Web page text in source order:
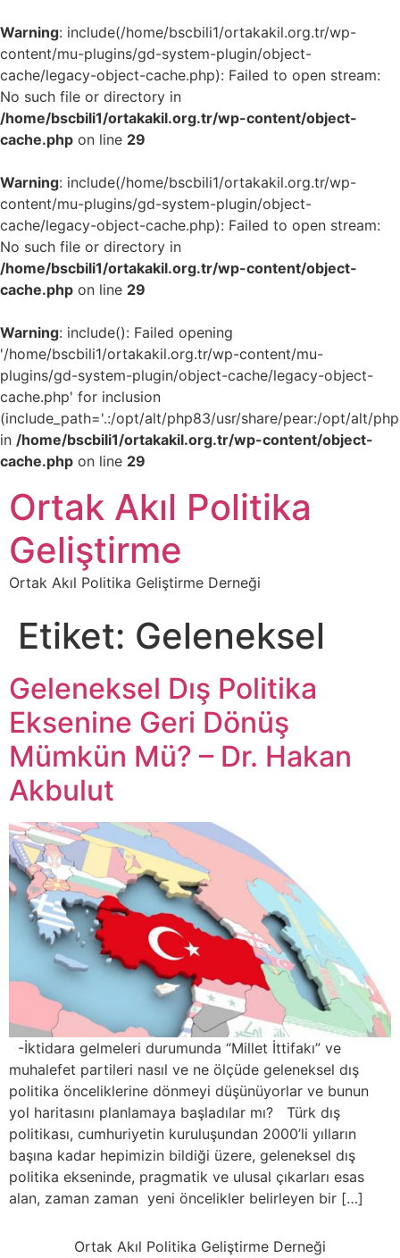
Warning: include(/home/bscbili1/ortakakil.org.tr/wp-
content/mu-plugins/gd-system-plugin/object-
cache/legacy-object-cache.php): Failed to open stream:
No such file or directory in
/home/bscbili1/ortakakil.org.tr/wp-content/object-
cache.php on line 29
Warning: include(/home/bscbili1/ortakakil.org.tr/wp-
content/mu-plugins/gd-system-plugin/object-
cache/legacy-object-cache.php): Failed to open stream:
No such file or directory in
/home/bscbili1/ortakakil.org.tr/wp-content/object-
cache.php on line 29
Warning: include(): Failed opening
'/home/bscbili1/ortakakil.org.tr/wp-content/mu-
plugins/gd-system-plugin/object-cache/legacy-object-
cache.php' for inclusion
(include_path='.:/opt/alt/php83/usr/share/pear:/opt/alt/
in /home/bscbili1/ortakakil.org.tr/wp-content/object-
cache.php on line 29
Ortak Akıl Politika
Geliştirme
Ortak Akıl Politika Geliştirme Derneği
Etiket: Geleneksel
Geleneksel Dış Politika
Eksenine Geri Dönüş
Mümkün Mü? – Dr. Hakan
Akbulut
-İktidara gelmeleri durumunda “Millet İttifakı” ve
muhalefet partileri nasıl ve ne ölçüde geleneksel dış
politika önceliklerine dönmeyi düşünüyorlar ve bunun
yol haritasını planlamaya başladılar mı? Türk dış
politikası, cumhuriyetin kuruluşundan 2000’li yılların
başına kadar hepimizin bildiği üzere, geleneksel dış
politika ekseninde, pragmatik ve ulusal çıkarları esas
alan, zaman zaman yeni öncelikler belirleyen bir […]
Ortak Akıl Politika Geliştirme Derneği